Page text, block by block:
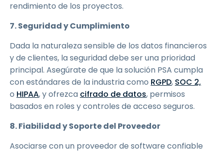
rendimiento de los proyectos.
7. Seguridad y Cumplimiento
Dada la naturaleza sensible de los datos financieros
y de clientes, la seguridad debe ser una prioridad
principal. Asegúrate de que la solución PSA cumpla
con estándares de la industria como RGPD, SOC 2,
o HIPAA, y ofrezca cifrado de datos, permisos
basados en roles y controles de acceso seguros.
8. Fiabilidad y Soporte del Proveedor
Asociarse con un proveedor de software confiable